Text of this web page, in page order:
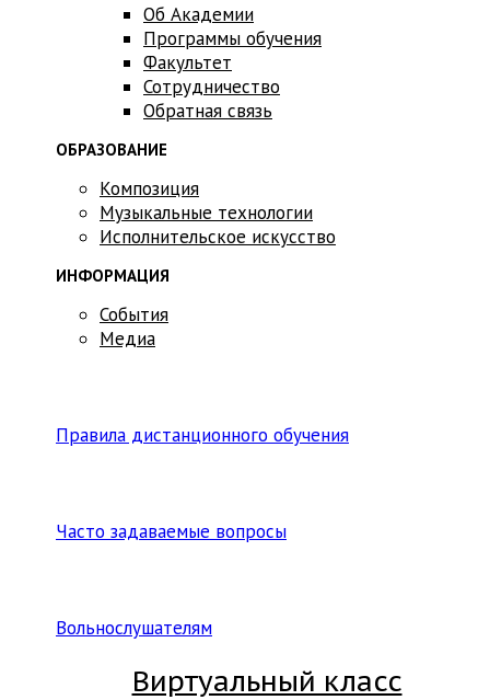
Об Академии
Программы обучения
Факультет
Сотрудничество
Обратная связь
ОБРАЗОВАНИЕ
Композиция
Музыкальные технологии
Исполнительское искусство
ИНФОРМАЦИЯ
События
Медиа
Правила дистанционного обучения
Часто задаваемые вопросы
Вольнослушателям
Виртуальный класс